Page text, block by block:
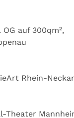
auf 300qm²,
Rhein-Neckar
Theater